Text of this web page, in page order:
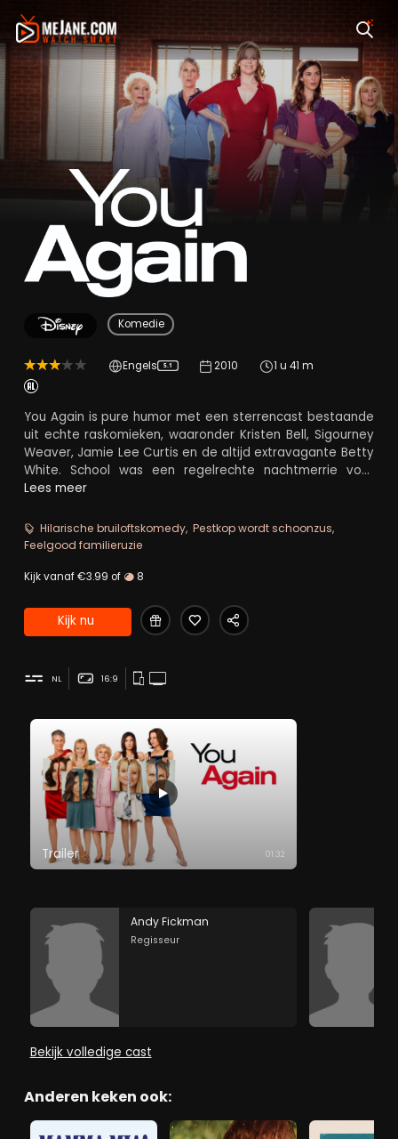
You Again
Komedie
Engels 5.1 2010 1 u 41 m
You Again is pure humor met een sterrencast bestaande
uit echte raskomieken, waaronder Kristen Bell, Sigourney
Weaver, Jamie Lee Curtis en de altijd extravagante Betty
White. School was een regelrechte nachtmerrie voor
Marni (Bell), en wanneer haar aartsrivale terugkeert om
bruiloft een echte ramp. En alsof dat nog niet genoeg is,
komt Marni's moeder (Curtis) haar eigen oude
waanzinnige komedie waar je keer op keer van in een
Lees meer
Hilarische bruiloftskomedy Pestkop wordt schoonzus
Feelgood familieruzie
Kijk vanaf €3.99 of 8
Kijk nu
NL 16:9
Trailer 01:32
Andy Fickman
Regisseur
Bekijk volledige cast
Anderen keken ook: